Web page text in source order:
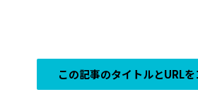
この記事のタイトルとURL